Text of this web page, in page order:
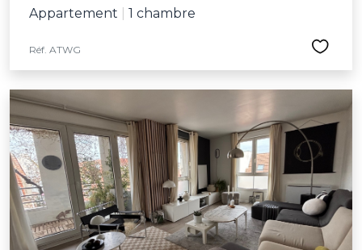
Appartement 1 chambre
Réf. ATWG